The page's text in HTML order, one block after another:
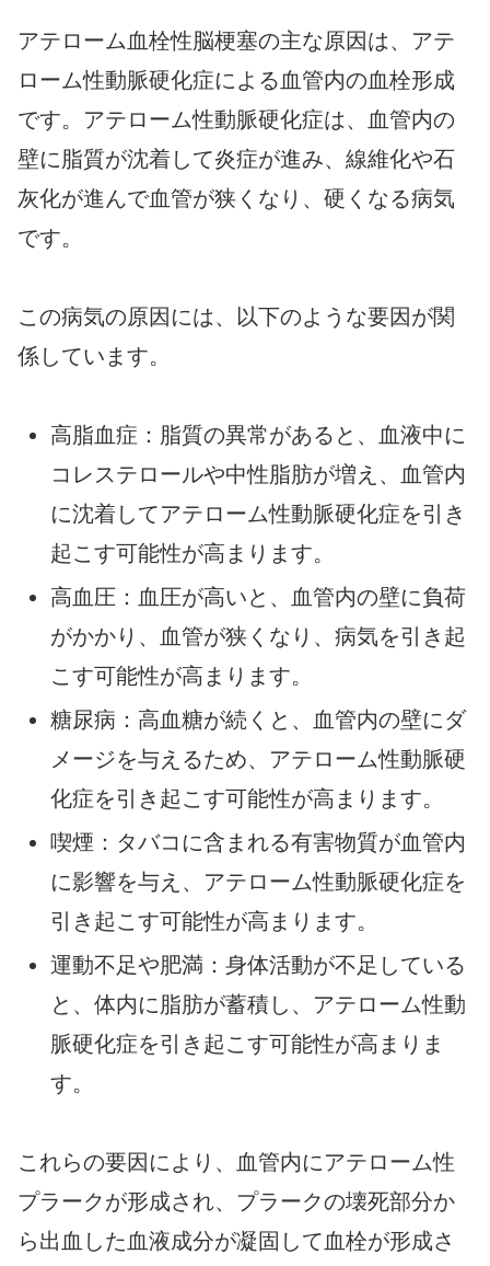
アテローム血栓性脳梗塞の主な原因は、アテ
ローム性動脈硬化症による血管内の血栓形成
です。アテローム性動脈硬化症は、血管内の
壁に脂質が沈着して炎症が進み、線維化や石
灰化が進んで血管が狭くなり、硬くなる病気
です。
この病気の原因には、以下のような要因が関
係しています。
高脂血症：脂質の異常があると、血液中に
コレステロールや中性脂肪が増え、血管内
に沈着してアテローム性動脈硬化症を引き
起こす可能性が高まります。
高血圧：血圧が高いと、血管内の壁に負荷
がかかり、血管が狭くなり、病気を引き起
こす可能性が高まります。
糖尿病：高血糖が続くと、血管内の壁にダ
メージを与えるため、アテローム性動脈硬
化症を引き起こす可能性が高まります。
喫煙：タバコに含まれる有害物質が血管内
に影響を与え、アテローム性動脈硬化症を
引き起こす可能性が高まります。
運動不足や肥満：身体活動が不足している
と、体内に脂肪が蓄積し、アテローム性動
脈硬化症を引き起こす可能性が高まりま
す。
これらの要因により、血管内にアテローム性
プラークが形成され、プラークの壊死部分か
ら出血した血液成分が凝固して血栓が形成さ